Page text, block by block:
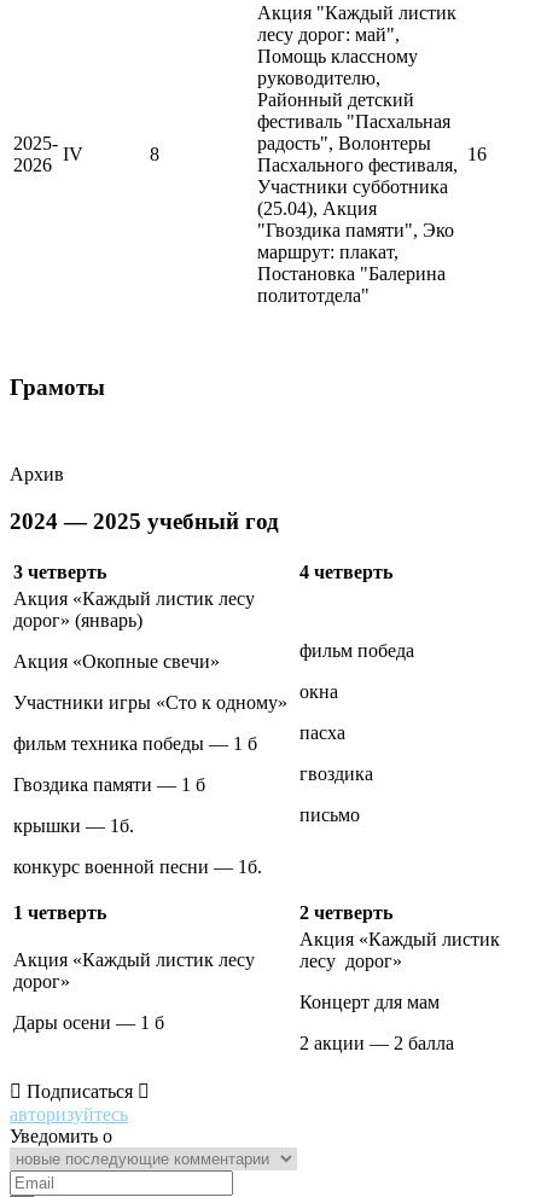
2025-
2026
IV 8
Акция "Каждый листик
лесу дорог: май",
Помощь классному
руководителю,
Районный детский
фестиваль "Пасхальная
радость", Волонтеры
Пасхального фестиваля,
Участники субботника
(25.04), Акция
"Гвоздика памяти", Эко
маршрут: плакат,
Постановка "Балерина
политотдела"
16
Грамоты
Архив
2024 — 2025 учебный год
3 четверть
4 четверть
Акция «Каждый листик лесу
дорог» (январь)
Акция «Окопные свечи»
Участники игры «Сто к одному»
фильм техника победы — 1 б
Гвоздика памяти — 1 б
крышки — 1б.
конкурс военной песни — 1б.
фильм победа
окна
пасха
гвоздика
письмо
1 четверть 2 четверть
Акция «Каждый листик лесу
дорог»
Дары осени — 1 б
Акция «Каждый листик
лесу дорог»
Концерт для мам
2 акции — 2 балла
Подписаться
авторизуйтесь
Уведомить о